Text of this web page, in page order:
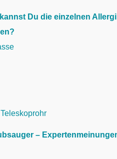
Du die einzelnen
–